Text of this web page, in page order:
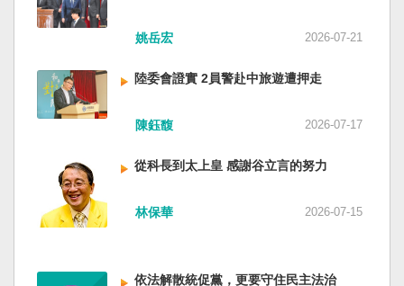
姚岳宏 2026-07-21
陸委會證實 2員警赴中旅遊遭押走
陳鈺馥 2026-07-17
從科長到太上皇 感謝谷立言的努力
林保華 2026-07-15
依法解散統促黨，更要守住民主法治